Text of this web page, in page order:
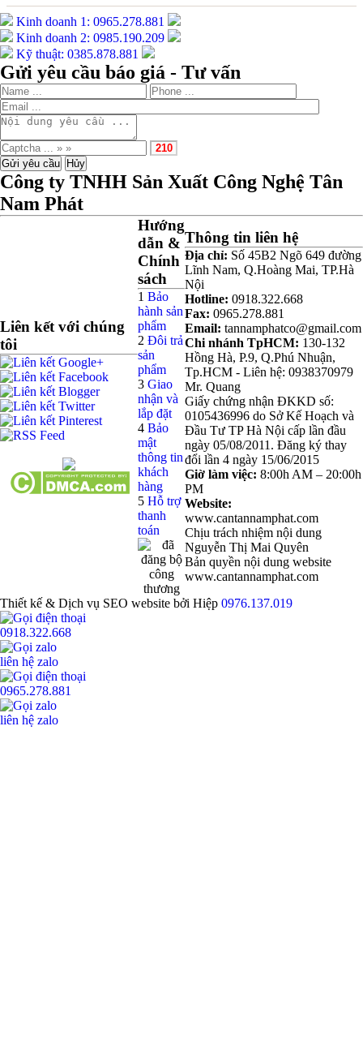
Kinh doanh 1: 0965.278.881
Kinh doanh 2: 0985.190.209
Kỹ thuật: 0385.878.881
Gửi yêu cầu báo giá - Tư vấn
Công ty TNHH Sản Xuất Công Nghệ Tân
Nam Phát
Liên kết với chúng
tôi
Hướng
dẫn &
Chính
sách
1 Bảo
hành sản
phẩm
2 Đôi trả
sản
phẩm
3 Giao
nhận và
lắp đặt
4 Bảo
mật
thông tin
khách
hàng
5 Hỗ trợ
thanh
toán
Thông tin liên hệ
Địa chỉ: Số 45B2 Ngõ 649 đường
Lĩnh Nam, Q.Hoàng Mai, TP.Hà
Nội
Hotline: 0918.322.668
Fax: 0965.278.881
Email: tannamphatco@gmail.com
Chi nhánh TpHCM: 130-132
Hồng Hà, P.9, Q.Phú Nhuận,
Tp.HCM - Liên hệ: 0938370979
Mr. Quang
Giấy chứng nhận ĐKKD số:
0105436996 do Sở Kế Hoạch và
Đầu Tư TP Hà Nội cấp lần đầu
ngày 05/08/2011. Đăng ký thay
đổi lần 4 ngày 15/06/2015
Giờ làm việc: 8:00h AM – 20:00h
PM
Website:
www.cantannamphat.com
Chịu trách nhiệm nội dung
Nguyễn Thị Mai Quyên
Bản quyền nội dung website
www.cantannamphat.com
Thiết kế & Dịch vụ SEO website bởi Hiệp 0976.137.019
0918.322.668
liên hệ zalo
0965.278.881
liên hệ zalo